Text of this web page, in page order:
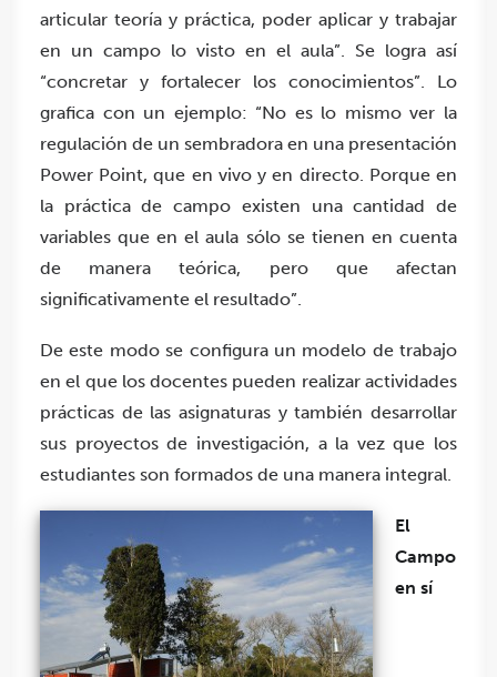
articular teoría y práctica, poder aplicar y trabajar
en un campo lo visto en el aula”. Se logra así
“concretar y fortalecer los conocimientos”. Lo
grafica con un ejemplo: “No es lo mismo ver la
regulación de un sembradora en una presentación
Power Point, que en vivo y en directo. Porque en
la práctica de campo existen una cantidad de
variables que en el aula sólo se tienen en cuenta
de manera teórica, pero que afectan
significativamente el resultado”.
De este modo se configura un modelo de trabajo
en el que los docentes pueden realizar actividades
prácticas de las asignaturas y también desarrollar
sus proyectos de investigación, a la vez que los
estudiantes son formados de una manera integral.
El
Campo
en sí